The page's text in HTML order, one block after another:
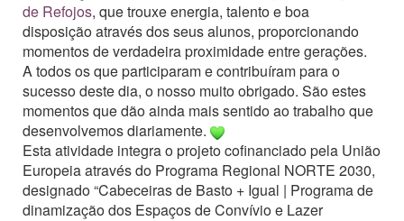
de Refojos, que trouxe energia, talento e boa
disposição através dos seus alunos, proporcionando
momentos de verdadeira proximidade entre gerações.
A todos os que participaram e contribuíram para o
sucesso deste dia, o nosso muito obrigado. São estes
momentos que dão ainda mais sentido ao trabalho que
desenvolvemos diariamente.
Esta atividade integra o projeto cofinanciado pela União
Europeia através do Programa Regional NORTE 2030,
designado “Cabeceiras de Basto + Igual | Programa de
dinamização dos Espaços de Convívio e Lazer